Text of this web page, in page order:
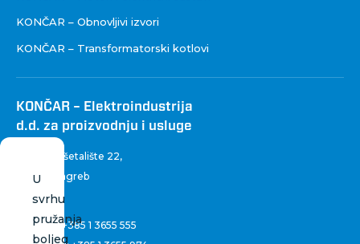
KONČAR – Obnovljivi izvori
KONČAR – Transformatorski kotlovi
KONČAR – Elektroindustrija
d.d. za proizvodnju i usluge
Fallerovo šetalište 22,
10 000 Zagreb
Hrvatska
Centrala:+385 1 3655 555
U
svrhu
pružanja
boljeg